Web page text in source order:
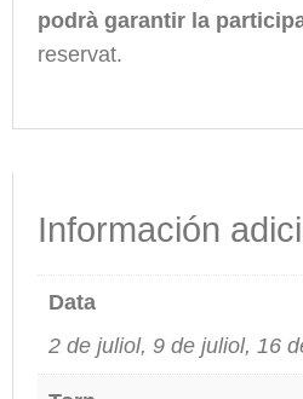
podrà garantir la
reservat.
Información
Data
2 de juliol, 9 de juliol, 16